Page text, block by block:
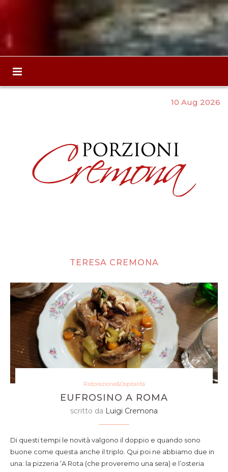
10 Aug 2026
TERESA CREMONA
Ristorazione&Ospitalità
EUFROSINO A ROMA
scritto da Luigi Cremona
Di questi tempi le novità valgono il doppio e quando sono
buone come questa anche il triplo. Qui poi ne abbiamo due in
una: la pizzeria ‘A Rota (che proveremo una sera) e l’osteria